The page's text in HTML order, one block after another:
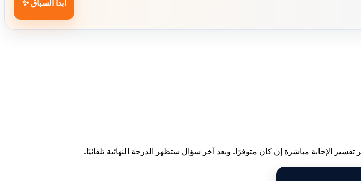
ابدأ السباق ✨
الإجابة مباشرة إن كان متوفرًا. وبعد آخر سؤال ستظهر الدرجة النهائية تلقائيًا.